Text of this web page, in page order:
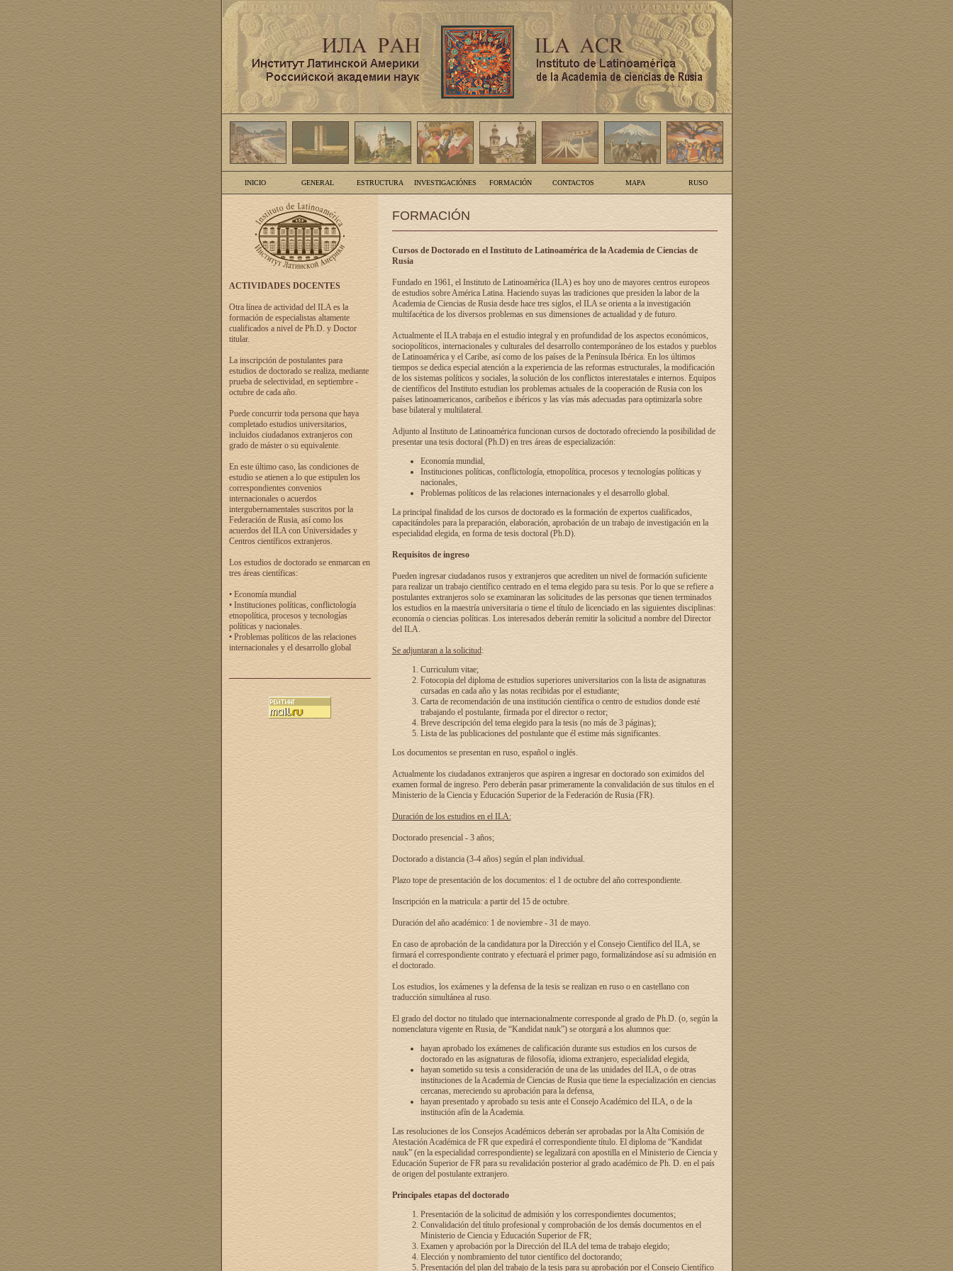
INICIO GENERAL ESTRUCTURA INVESTIGACIÓNES FORMACIÓN CONTACTOS MAPA RUSO
ACTIVIDADES DOCENTES
Otra línea de actividad del ILA es la
formación de especialistas altamente
cualificados a nivel de Ph.D. y Doctor
titular.
La inscripción de postulantes para
estudios de doctorado se realiza, mediante
prueba de selectividad, en septiembre -
octubre de cada año.
Puede concurrir toda persona que haya
completado estudios universitarios,
incluidos ciudadanos extranjeros con
grado de máster o su equivalente.
En este último caso, las condiciones de
estudio se atienen a lo que estipulen los
correspondientes convenios
internacionales o acuerdos
intergubernamentales suscritos por la
Federación de Rusia, así como los
acuerdos del ILA con Universidades y
Centros científicos extranjeros.
Los estudios de doctorado se enmarcan en
tres áreas científicas:
• Economía mundial
• Instituciones políticas, conflictología
etnopolítica, procesos y tecnologías
políticas y nacionales.
• Problemas políticos de las relaciones
internacionales y el desarrollo global
FORMACIÓN
Cursos de Doctorado en el Instituto de Latinoamérica de la Academia de Ciencias de
Rusia
Fundado en 1961, el Instituto de Latinoamérica (ILA) es hoy uno de mayores centros europeos
de estudios sobre América Latina. Haciendo suyas las tradiciones que presiden la labor de la
Academia de Ciencias de Rusia desde hace tres siglos, el ILA se orienta a la investigación
multifacética de los diversos problemas en sus dimensiones de actualidad y de futuro.
Actualmente el ILA trabaja en el estudio integral y en profundidad de los aspectos económicos,
sociopolíticos, internacionales y culturales del desarrollo contemporáneo de los estados y pueblos
de Latinoamérica y el Caribe, así como de los países de la Península Ibérica. En los últimos
tiempos se dedica especial atención a la experiencia de las reformas estructurales, la modificación
de los sistemas políticos y sociales, la solución de los conflictos interestatales e internos. Equipos
de científicos del Instituto estudian los problemas actuales de la cooperación de Rusia con los
países latinoamericanos, caribeños e ibéricos y las vías más adecuadas para optimizarla sobre
base bilateral y multilateral.
Adjunto al Instituto de Latinoamérica funcionan cursos de doctorado ofreciendo la posibilidad de
presentar una tesis doctoral (Ph.D) en tres áreas de especialización:
Economía mundial,
Instituciones políticas, conflictología, etnopolítica, procesos y tecnologías políticas y
nacionales,
Problemas políticos de las relaciones internacionales y el desarrollo global.
La principal finalidad de los cursos de doctorado es la formación de expertos cualificados,
capacitándoles para la preparación, elaboración, aprobación de un trabajo de investigación en la
especialidad elegida, en forma de tesis doctoral (Ph.D).
Requisitos de ingreso
Pueden ingresar ciudadanos rusos y extranjeros que acrediten un nivel de formación suficiente
para realizar un trabajo científico centrado en el tema elegido para su tesis. Por lo que se refiere a
postulantes extranjeros solo se examinaran las solicitudes de las personas que tienen terminados
los estudios en la maestría universitaria o tiene el título de licenciado en las siguientes disciplinas:
economía o ciencias políticas. Los interesados deberán remitir la solicitud a nombre del Director
del ILA.
Se adjuntaran a la solicitud:
Curriculum vitae;
Fotocopia del diploma de estudios superiores universitarios con la lista de asignaturas
cursadas en cada año y las notas recibidas por el estudiante;
Carta de recomendación de una institución científica o centro de estudios donde esté
trabajando el postulante, firmada por el director o rector;
Breve descripción del tema elegido para la tesis (no más de 3 páginas);
Lista de las publicaciones del postulante que él estime más significantes.
Los documentos se presentan en ruso, español o inglés.
Actualmente los ciudadanos extranjeros que aspiren a ingresar en doctorado son eximidos del
examen formal de ingreso. Pero deberán pasar primeramente la convalidación de sus títulos en el
Ministerio de la Ciencia y Educación Superior de la Federación de Rusia (FR).
Duración de los estudios en el ILA:
Doctorado presencial - 3 años;
Doctorado a distancia (3-4 años) según el plan individual.
Plazo tope de presentación de los documentos: el 1 de octubre del año correspondiente.
Inscripción en la matricula: a partir del 15 de octubre.
Duración del año académico: 1 de noviembre - 31 de mayo.
En caso de aprobación de la candidatura por la Dirección y el Consejo Científico del ILA, se
firmará el correspondiente contrato y efectuará el primer pago, formalizándose así su admisión en
el doctorado.
Los estudios, los exámenes y la defensa de la tesis se realizan en ruso o en castellano con
traducción simultánea al ruso.
El grado del doctor no titulado que internacionalmente corresponde al grado de Ph.D. (o, según la
nomenclatura vigente en Rusia, de “Kandidat nauk”) se otorgará a los alumnos que:
hayan aprobado los exámenes de calificación durante sus estudios en los cursos de
doctorado en las asignaturas de filosofía, idioma extranjero, especialidad elegida,
hayan sometido su tesis a consideración de una de las unidades del ILA, o de otras
instituciones de la Academia de Ciencias de Rusia que tiene la especialización en ciencias
cercanas, mereciendo su aprobación para la defensa,
hayan presentado y aprobado su tesis ante el Consejo Académico del ILA, o de la
institución afín de la Academia.
Las resoluciones de los Consejos Académicos deberán ser aprobadas por la Alta Comisión de
Atestación Académica de FR que expedirá el correspondiente título. El diploma de “Kandidat
nauk” (en la especialidad correspondiente) se legalizará con apostilla en el Ministerio de Ciencia y
Educación Superior de FR para su revalidación posterior al grado académico de Ph. D. en el país
de origen del postulante extranjero.
Principales etapas del doctorado
Presentación de la solicitud de admisión y los correspondientes documentos;
Convalidación del título profesional y comprobación de los demás documentos en el
Ministerio de Ciencia y Educación Superior de FR;
Examen y aprobación por la Dirección del ILA del tema de trabajo elegido;
Elección y nombramiento del tutor científico del doctorando;
Presentación del plan del trabajo de la tesis para su aprobación por el Consejo Científico